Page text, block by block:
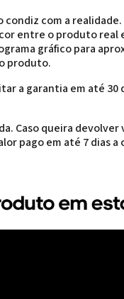
com a
entre o produto real
gráfico para
produto.
a garantia em até 30
Caso queira
pago em até 7 dias a